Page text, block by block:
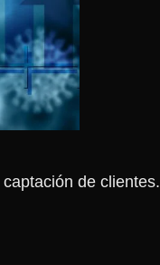
de